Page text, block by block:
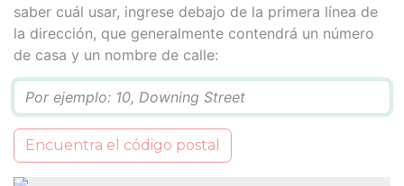
saber cuál usar, ingrese debajo de la primera línea de
la dirección, que generalmente contendrá un número
de casa y un nombre de calle:
Encuentra el código postal